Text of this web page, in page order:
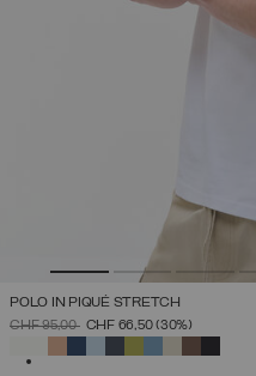
POLO IN PIQUÉ STRETCH
PREZZO RIDOTTO DA
CHF 95,00ACHF 66,50(30%)